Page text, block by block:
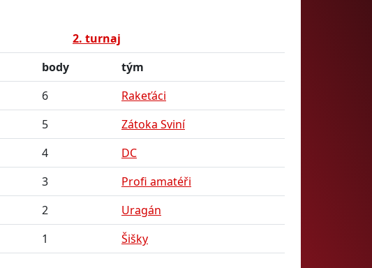
2. turnaj
body
tým
6
Rakeťáci
5
Zátoka Sviní
4
DC
3
Profi amatéři
2
Uragán
1 Šišky